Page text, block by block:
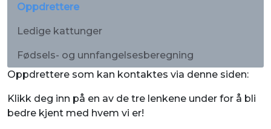
Oppdrettere
Ledige kattunger
Fødsels- og unnfangelsesberegning
Oppdrettere som kan kontaktes via denne siden:
Klikk deg inn på en av de tre lenkene under for å bli
bedre kjent med hvem vi er!